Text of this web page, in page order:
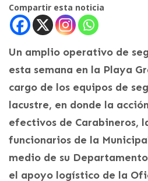
Compartir esta noticia
Un amplio operativo de
esta semana en la Playa
cargo de los equipos de
lacustre, en donde la
efectivos de Carabineros,
funcionarios de la
medio de su
el apoyo logístico de la